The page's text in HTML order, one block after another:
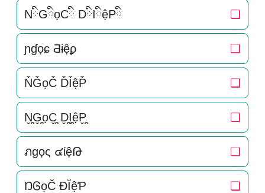
NིGིọCི DིIིệPི ❏
ɲɠọɕ Ƌɨệϼ ❏
N͒G͒ọC͒ D͒I͒ệP͒ ❏
N̬̤̯G̬̤̯ọC̬̤̯ D̬̤̯I̬̤̯ệP̬̤̯ ❏
ภgọς ๔ίệԹ ❏
ŊᎶọČ ĐĬệƤ ❏